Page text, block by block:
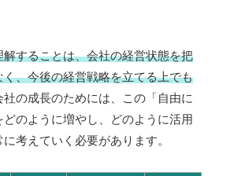
することは、会社の経営状態を把
、今後の経営戦略を立てる上でも
社の成長のためには、この「自由に
のように増やし、どのように活用
考えていく必要があります。